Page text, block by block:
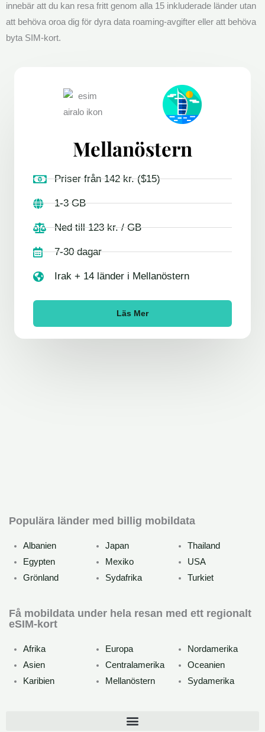
innebär att du kan resa fritt genom alla 15 inkluderade länder utan
att behöva oroa dig för dyra data roaming-avgifter eller att behöva
byta SIM-kort.
Mellanöstern
Priser från 142 kr. ($15)
1-3 GB
Ned till 123 kr. / GB
7-30 dagar
Irak + 14 länder i Mellanöstern
Läs Mer
Populära länder med billig mobildata
Albanien
Egypten
Grönland
Japan
Mexiko
Sydafrika
Thailand
USA
Turkiet
Få mobildata under hela resan med ett regionalt
eSIM-kort
Afrika
Asien
Karibien
Europa
Centralamerika
Mellanöstern
Nordamerika
Oceanien
Sydamerika